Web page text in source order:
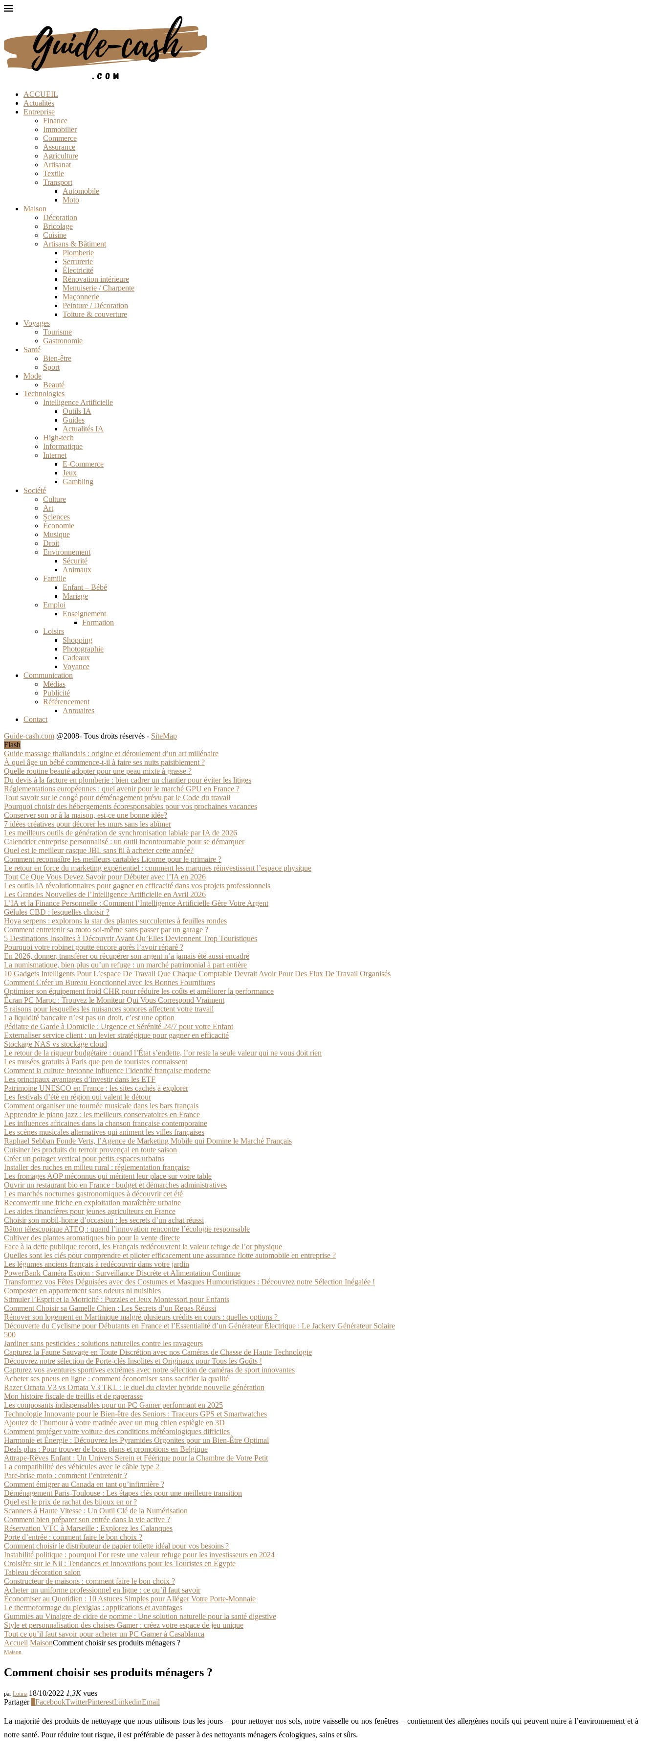
ACCUEIL
Actualités
Entreprise
Finance
Immobilier
Commerce
Assurance
Agriculture
Artisanat
Textile
Transport
Automobile
Moto
Maison
Décoration
Bricolage
Cuisine
Artisans & Bâtiment
Plomberie
Serrurerie
Électricité
Rénovation intérieure
Menuiserie / Charpente
Maçonnerie
Peinture / Décoration
Toiture & couverture
Voyages
Tourisme
Gastronomie
Santé
Bien-être
Sport
Mode
Beauté
Technologies
Intelligence Artificielle
Outils IA
Guides
Actualités IA
High-tech
Informatique
Internet
E-Commerce
Jeux
Gambling
Société
Culture
Art
Sciences
Économie
Musique
Droit
Environnement
Sécurité
Animaux
Famille
Enfant – Bébé
Mariage
Emploi
Enseignement
Formation
Loisirs
Shopping
Photographie
Cadeaux
Voyance
Communication
Médias
Publicité
Référencement
Annuaires
Contact
Guide-cash.com @2008- Tous droits réservés - SiteMap
Flash
Guide massage thaïlandais : origine et déroulement d’un art millénaire
À quel âge un bébé commence-t-il à faire ses nuits paisiblement ?
Quelle routine beauté adopter pour une peau mixte à grasse ?
Du devis à la facture en plomberie : bien cadrer un chantier pour éviter les litiges
Réglementations européennes : quel avenir pour le marché GPU en France ?
Tout savoir sur le congé pour déménagement prévu par le Code du travail
Pourquoi choisir des hébergements écoresponsables pour vos prochaines vacances
Conserver son or à la maison, est-ce une bonne idée?
7 idées créatives pour décorer les murs sans les abîmer
Les meilleurs outils de génération de synchronisation labiale par IA de 2026
Calendrier entreprise personnalisé : un outil incontournable pour se démarquer
Quel est le meilleur casque JBL sans fil à acheter cette année?
Comment reconnaître les meilleurs cartables Licorne pour le primaire ?
Le retour en force du marketing expérientiel : comment les marques réinvestissent l’espace physique
Tout Ce Que Vous Devez Savoir pour Débuter avec l’IA en 2026
Les outils IA révolutionnaires pour gagner en efficacité dans vos projets professionnels
Les Grandes Nouvelles de l’Intelligence Artificielle en Avril 2026
L’IA et la Finance Personnelle : Comment l’Intelligence Artificielle Gère Votre Argent
Gélules CBD : lesquelles choisir ?
Hoya serpens : explorons la star des plantes succulentes à feuilles rondes
Comment entretenir sa moto soi-même sans passer par un garage ?
5 Destinations Insolites à Découvrir Avant Qu’Elles Deviennent Trop Touristiques
Pourquoi votre robinet goutte encore après l’avoir réparé ?
En 2026, donner, transférer ou récupérer son argent n’a jamais été aussi encadré
La numismatique, bien plus qu’un refuge : un marché patrimonial à part entière
10 Gadgets Intelligents Pour L’espace De Travail Que Chaque Comptable Devrait Avoir Pour Des Flux De Travail Organisés
Comment Créer un Bureau Fonctionnel avec les Bonnes Fournitures
Optimiser son équipement froid CHR pour réduire les coûts et améliorer la performance
Écran PC Maroc : Trouvez le Moniteur Qui Vous Correspond Vraiment
5 raisons pour lesquelles les nuisances sonores affectent votre travail
La liquidité bancaire n’est pas un droit, c’est une option
Pédiatre de Garde à Domicile : Urgence et Sérénité 24/7 pour votre Enfant
Externaliser service client : un levier stratégique pour gagner en efficacité
Stockage NAS vs stockage cloud
Le retour de la rigueur budgétaire : quand l’État s’endette, l’or reste la seule valeur qui ne vous doit rien
Les musées gratuits à Paris que peu de touristes connaissent
Comment la culture bretonne influence l’identité française moderne
Les principaux avantages d’investir dans les ETF
Patrimoine UNESCO en France : les sites cachés à explorer
Les festivals d’été en région qui valent le détour
Comment organiser une tournée musicale dans les bars français
Apprendre le piano jazz : les meilleurs conservatoires en France
Les influences africaines dans la chanson française contemporaine
Les scènes musicales alternatives qui animent les villes françaises
Raphael Sebban Fonde Verts, l’Agence de Marketing Mobile qui Domine le Marché Français
Cuisiner les produits du terroir provençal en toute saison
Créer un potager vertical pour petits espaces urbains
Installer des ruches en milieu rural : réglementation française
Les fromages AOP méconnus qui méritent leur place sur votre table
Ouvrir un restaurant bio en France : budget et démarches administratives
Les marchés nocturnes gastronomiques à découvrir cet été
Reconvertir une friche en exploitation maraîchère urbaine
Les aides financières pour jeunes agriculteurs en France
Choisir son mobil-home d’occasion : les secrets d’un achat réussi
Bâton télescopique ATEQ : quand l’innovation rencontre l’écologie responsable
Cultiver des plantes aromatiques bio pour la vente directe
Face à la dette publique record, les Français redécouvrent la valeur refuge de l’or physique
Quelles sont les clés pour comprendre et piloter efficacement une assurance flotte automobile en entreprise ?
Les légumes anciens français à redécouvrir dans votre jardin
PowerBank Caméra Espion : Surveillance Discrète et Alimentation Continue
Transformez vos Fêtes Déguisées avec des Costumes et Masques Humouristiques : Découvrez notre Sélection Inégalée !
Composter en appartement sans odeurs ni nuisibles
Stimuler l’Esprit et la Motricité : Puzzles et Jeux Montessori pour Enfants
Comment Choisir sa Gamelle Chien : Les Secrets d’un Repas Réussi
Rénover son logement en Martinique malgré plusieurs crédits en cours : quelles options ?
Découverte du Cyclisme pour Débutants en France et l’Essentialité d’un Générateur Électrique : Le Jackery Générateur Solaire
500
Jardiner sans pesticides : solutions naturelles contre les ravageurs
Capturez la Faune Sauvage en Toute Discrétion avec nos Caméras de Chasse de Haute Technologie
Découvrez notre sélection de Porte-clés Insolites et Originaux pour Tous les Goûts !
Capturez vos aventures sportives extrêmes avec notre sélection de caméras de sport innovantes
Acheter ses pneus en ligne : comment économiser sans sacrifier la qualité
Razer Ornata V3 vs Ornata V3 TKL : le duel du clavier hybride nouvelle génération
Mon histoire fiscale de treillis et de paperasse
Les composants indispensables pour un PC Gamer performant en 2025
Technologie Innovante pour le Bien-être des Seniors : Traceurs GPS et Smartwatches
Ajoutez de l’humour à votre matinée avec un mug chien espiègle en 3D
Comment protéger votre voiture des conditions météorologiques difficiles
Harmonie et Énergie : Découvrez les Pyramides Orgonites pour un Bien-Être Optimal
Deals plus : Pour trouver de bons plans et promotions en Belgique
Attrape-Rêves Enfant : Un Univers Serein et Féérique pour la Chambre de Votre Petit
La compatibilité des véhicules avec le câble type 2
Pare-brise moto : comment l’entretenir ?
Comment émigrer au Canada en tant qu’infirmière ?
Déménagement Paris-Toulouse : Les étapes clés pour une meilleure transition
Quel est le prix de rachat des bijoux en or ?
Scanners à Haute Vitesse : Un Outil Clé de la Numérisation
Comment bien préparer son entrée dans la vie active ?
Réservation VTC à Marseille : Explorez les Calanques
Porte d’entrée : comment faire le bon choix ?
Comment choisir le distributeur de papier toilette idéal pour vos besoins ?
Instabilité politique : pourquoi l’or reste une valeur refuge pour les investisseurs en 2024
Croisière sur le Nil : Tendances et Innovations pour les Touristes en Égypte
Tableau décoration salon
Constructeur de maisons : comment faire le bon choix ?
Acheter un uniforme professionnel en ligne : ce qu’il faut savoir
Économiser au Quotidien : 10 Astuces Simples pour Alléger Votre Porte-Monnaie
Le thermoformage du plexiglas : applications et avantages
Gummies au Vinaigre de cidre de pomme : Une solution naturelle pour la santé digestive
Style et personnalisation des chaises Gamer : créez votre espace de jeu unique
Tout ce qu’il faut savoir pour acheter un PC Gamer à Casablanca
Accueil MaisonComment choisir ses produits ménagers ?
Maison
Comment choisir ses produits ménagers ?
par Louna 18/10/2022 1,3Kvues
Partager
FacebookTwitterPinterestLinkedinEmail
La majorité des produits de nettoyage que nous utilisons tous les jours – pour nettoyer nos sols, notre vaisselle ou nos fenêtres – contiennent des allergènes nocifs qui peuvent nuire à l’environnement et à
notre santé. Pour réduire tout risque, il est préférable de passer à des nettoyants ménagers écologiques, sains et sûrs.